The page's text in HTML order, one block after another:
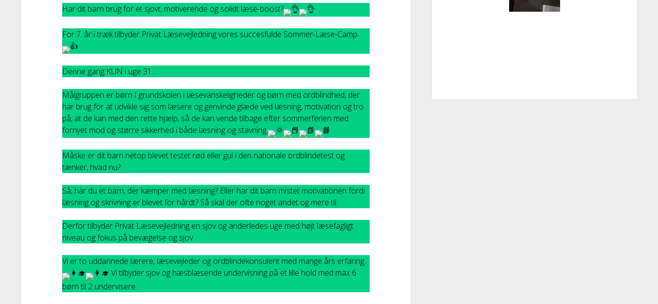
Har dit barn brug for et sjovt, motiverende og solidt læse-boost?
For 7. år i træk tilbyder Privat Læsevejledning vores succesfulde Sommer-Læse-Camp.
Denne gang KUN i uge 31.
Målgruppen er børn I grundskolen i læsevanskeligheder og børn med ordblindhed, der
har brug for at udvikle sig som læsere og genvinde glæde ved læsning, motivation og tro
på, at de kan med den rette hjælp, så de kan vende tilbage efter sommerferien med
fornyet mod og større sikkerhed i både læsning og stavning.
Måske er dit barn netop blevet testet rød eller gul i den nationale ordblindetest og
tænker, hvad nu?
Så, har du et barn, der kæmper med læsning? Eller har dit barn mistet motivationen fordi
læsning og skrivning er blevet for hårdt? Så skal der ofte noget andet og mere til.
Derfor tilbyder Privat Læsevejledning en sjov og anderledes uge med højt læsefagligt
niveau og fokus på bevægelse og sjov.
Vi er to uddannede lærere, læsevejleder og ordblindekonsulent med mange års erfaring.
Vi tilbyder sjov og hæsblæsende undervisning på et lille hold med max 6
børn til 2 undervisere.